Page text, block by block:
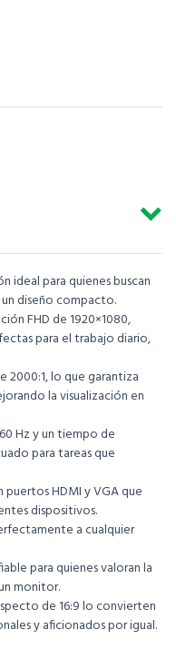
ideal para quienes buscan
diseño compacto.
FHD de 1920×1080,
para el trabajo diario,
2000:1, lo que garantiza
la visualización en
Hz y un tiempo de
para tareas que
HDMI y VGA que
dispositivos.
a cualquier
para quienes valoran la
monitor.
de 16:9 lo convierten
y aficionados por igual.